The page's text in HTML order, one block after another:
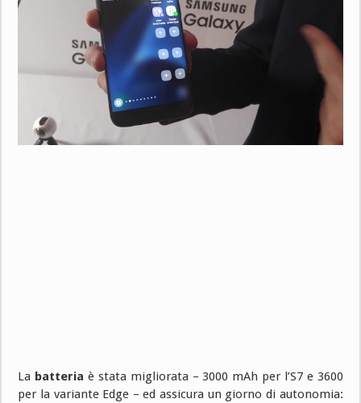
La batteria è stata migliorata – 3000 mAh per l’S7 e 3600
per la variante Edge – ed assicura un giorno di autonomia: